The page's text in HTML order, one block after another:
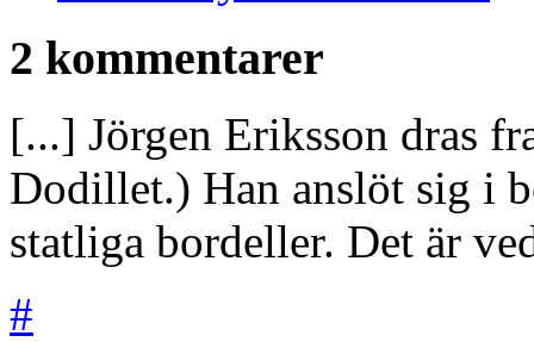
2 kommentarer
[...] Jörgen Eriksson dras
Dodillet.) Han anslöt sig i
statliga bordeller. Det är
#